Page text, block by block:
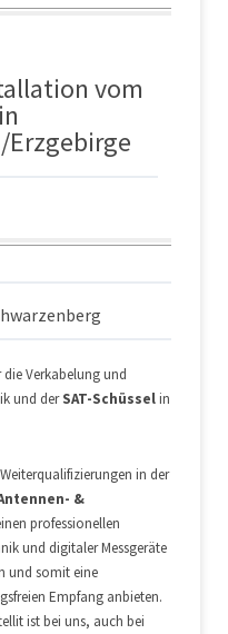
vom
Erzgebirge
die Verkabelung und
und derSAT-Schüsselin
in der
&
professionellen
und digitaler Messgeräte
und somit eine
Empfang anbieten.
ist bei uns, auch bei